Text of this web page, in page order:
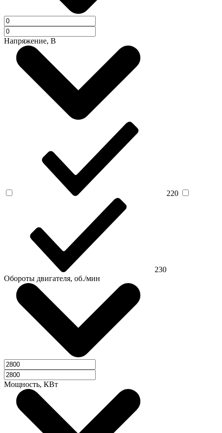
Напряжение, В
220
230
Обороты двигателя, об./мин
Мощность, КВт